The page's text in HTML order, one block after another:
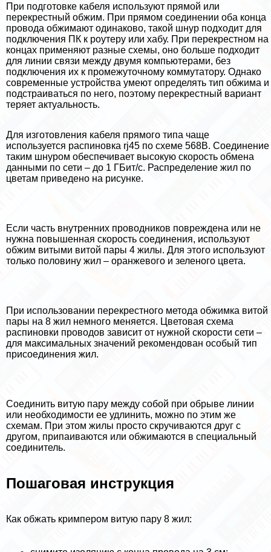
При подготовке кабеля используют прямой или
перекрестный обжим. При прямом соединении оба конца
провода обжимают одинаково, такой шнур подходит для
подключения ПК к роутеру или хабу. При перекрестном на
концах применяют разные схемы, оно больше подходит
для линии связи между двумя компьютерами, без
подключения их к промежуточному коммутатору. Однако
современные устройства умеют определять тип обжима и
подстраиваться по него, поэтому перекрестный вариант
теряет актуальность.
Для изготовления кабеля прямого типа чаще
используется распиновка rj45 по схеме 568В. Соединение
таким шнуром обеспечивает высокую скорость обмена
данными по сети – до 1 ГБит/с. Распределение жил по
цветам приведено на рисунке.
Если часть внутренних проводников повреждена или не
нужна повышенная скорость соединения, используют
обжим витыми витой пары 4 жилы. Для этого используют
только половину жил – оранжевого и зеленого цвета.
При использовании перекрестного метода обжимка витой
пары на 8 жил немного меняется. Цветовая схема
распиновки проводов зависит от нужной скорости сети –
для максимальных значений рекомендован особый тип
присоединения жил.
Соединить витую пару между собой при обрыве линии
или необходимости ее удлинить, можно по этим же
схемам. При этом жилы просто скручиваются друг с
другом, припаиваются или обжимаются в специальный
соединитель.
Пошаговая инструкция
Как обжать кримпером витую пару 8 жил: